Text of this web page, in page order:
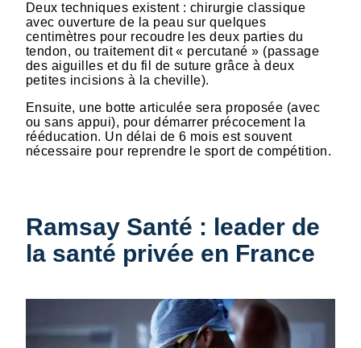
Deux techniques existent : chirurgie classique
avec ouverture de la peau sur quelques
centimètres pour recoudre les deux parties du
tendon, ou traitement dit « percutané » (passage
des aiguilles et du fil de suture grâce à deux
petites incisions à la cheville).
Ensuite, une botte articulée sera proposée (avec
ou sans appui), pour démarrer précocement la
rééducation. Un délai de 6 mois est souvent
nécessaire pour reprendre le sport de compétition.
Ramsay Santé : leader de
la santé privée en France